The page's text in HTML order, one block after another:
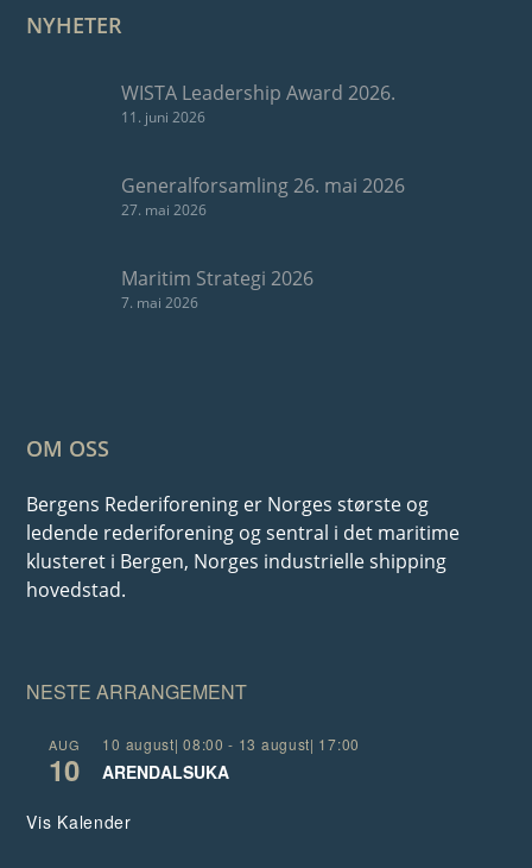
NYHETER
WISTA Leadership Award 2026.
11. juni 2026
Generalforsamling 26. mai 2026
27. mai 2026
Maritim Strategi 2026
7. mai 2026
OM OSS
Bergens Rederiforening er Norges største og
ledende rederiforening og sentral i det maritime
klusteret i Bergen, Norges industrielle shipping
hovedstad.
NESTE ARRANGEMENT
AUG
10
10 august| 08:00 - 13 august| 17:00
ARENDALSUKA
Vis Kalender